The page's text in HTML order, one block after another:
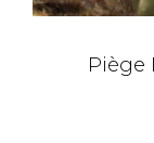
Piège